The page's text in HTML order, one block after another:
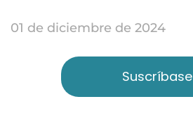
01 de diciembre de 2024
Suscríbase